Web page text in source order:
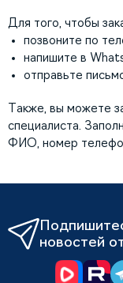
Для того, чтобы
позвоните по
напишите в
отправьте
Также, вы можете
специалиста.
ФИО, номер
новостей